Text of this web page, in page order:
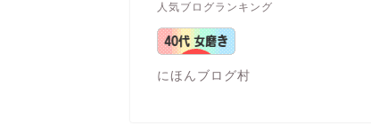
人気ブログランキング
にほんブログ村